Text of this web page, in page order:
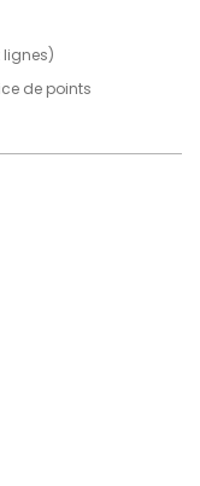
lignes)
de points